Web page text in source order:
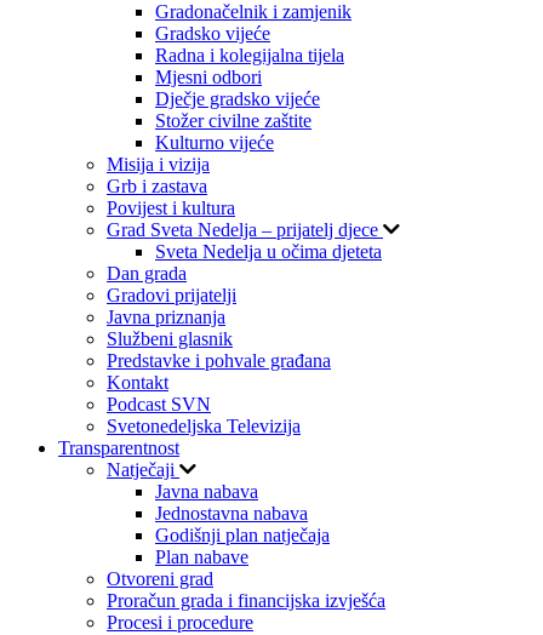
Gradonačelnik i zamjenik
Gradsko vijeće
Radna i kolegijalna tijela
Mjesni odbori
Dječje gradsko vijeće
Stožer civilne zaštite
Kulturno vijeće
Misija i vizija
Grb i zastava
Povijest i kultura
Grad Sveta Nedelja – prijatelj djece
Sveta Nedelja u očima djeteta
Dan grada
Gradovi prijatelji
Javna priznanja
Službeni glasnik
Predstavke i pohvale građana
Kontakt
Podcast SVN
Svetonedeljska Televizija
Transparentnost
Natječaji
Javna nabava
Jednostavna nabava
Godišnji plan natječaja
Plan nabave
Otvoreni grad
Proračun grada i financijska izvješća
Procesi i procedure